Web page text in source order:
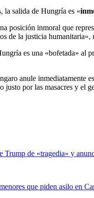
la salida de Hungría es «
posición inmoral que
de la justicia humanitaria»,
es una «bofetada» al
anule inmediatamente
justo por las masacres y el
Trump de «tragedia» y
que piden asilo en